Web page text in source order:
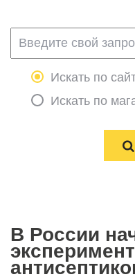
Искать по
Искать по
В России